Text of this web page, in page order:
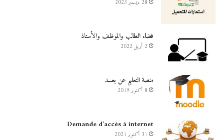
28 ديسمبر 2023
فضاء الطالب والموظف والأستاذ
2 أبريل 2022
منصة التعليم عن بعـــد
8 أكتوبر 2019
Demande d’accès à internet
31 أكتوبر 2021